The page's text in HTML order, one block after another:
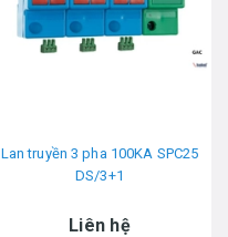
Lan truyền 3 pha 100KA SPC25
DS/3+1
Liên hệ